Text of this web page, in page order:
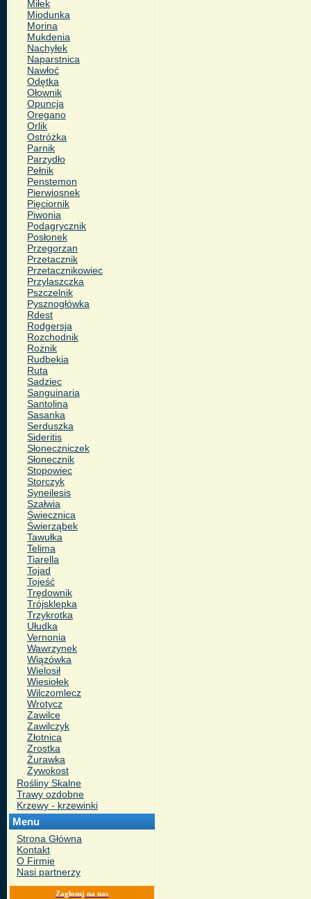
Miłek
Miodunka
Morina
Mukdenia
Nachyłek
Naparstnica
Nawłoć
Odętka
Ołownik
Opuncja
Oregano
Orlik
Ostróżka
Parnik
Parzydło
Pełnik
Penstemon
Pierwiosnek
Pięciornik
Piwonia
Podagrycznik
Posłonek
Przegorzan
Przetacznik
Przetacznikowiec
Przylaszczka
Pszczelnik
Pysznogłówka
Rdest
Rodgersja
Rozchodnik
Rożnik
Rudbekia
Ruta
Sadziec
Sanguinaria
Santolina
Sasanka
Serduszka
Sideritis
Słoneczniczek
Słonecznik
Stopowiec
Storczyk
Syneilesis
Szałwia
Świecznica
Świerząbek
Tawułka
Telima
Tiarella
Tojad
Tojeść
Trędownik
Trójsklepka
Trzykrotka
Ułudka
Vernonia
Wawrzynek
Wiązówka
Wielosił
Wiesiołek
Wilczomlecz
Wrotycz
Zawilce
Zawilczyk
Złotnica
Zrostka
Żurawka
Żywokost
Rośliny Skalne
Trawy ozdobne
Krzewy - krzewinki
Menu
Strona Główna
Kontakt
O Firmie
Nasi partnerzy
Zagłosuj na nas